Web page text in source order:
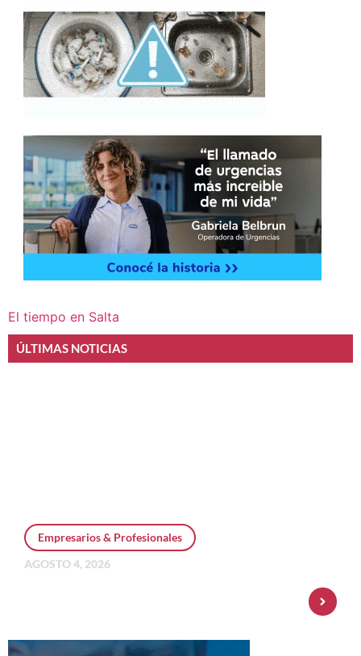
El tiempo en Salta
ÚLTIMAS NOTICIAS
Empresarios & Profesionales
AGOSTO 4, 2026